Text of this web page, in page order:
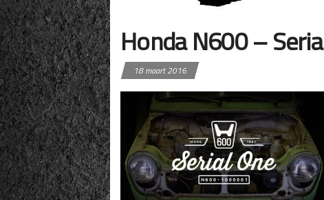
Honda N600 –
18 maart 2016